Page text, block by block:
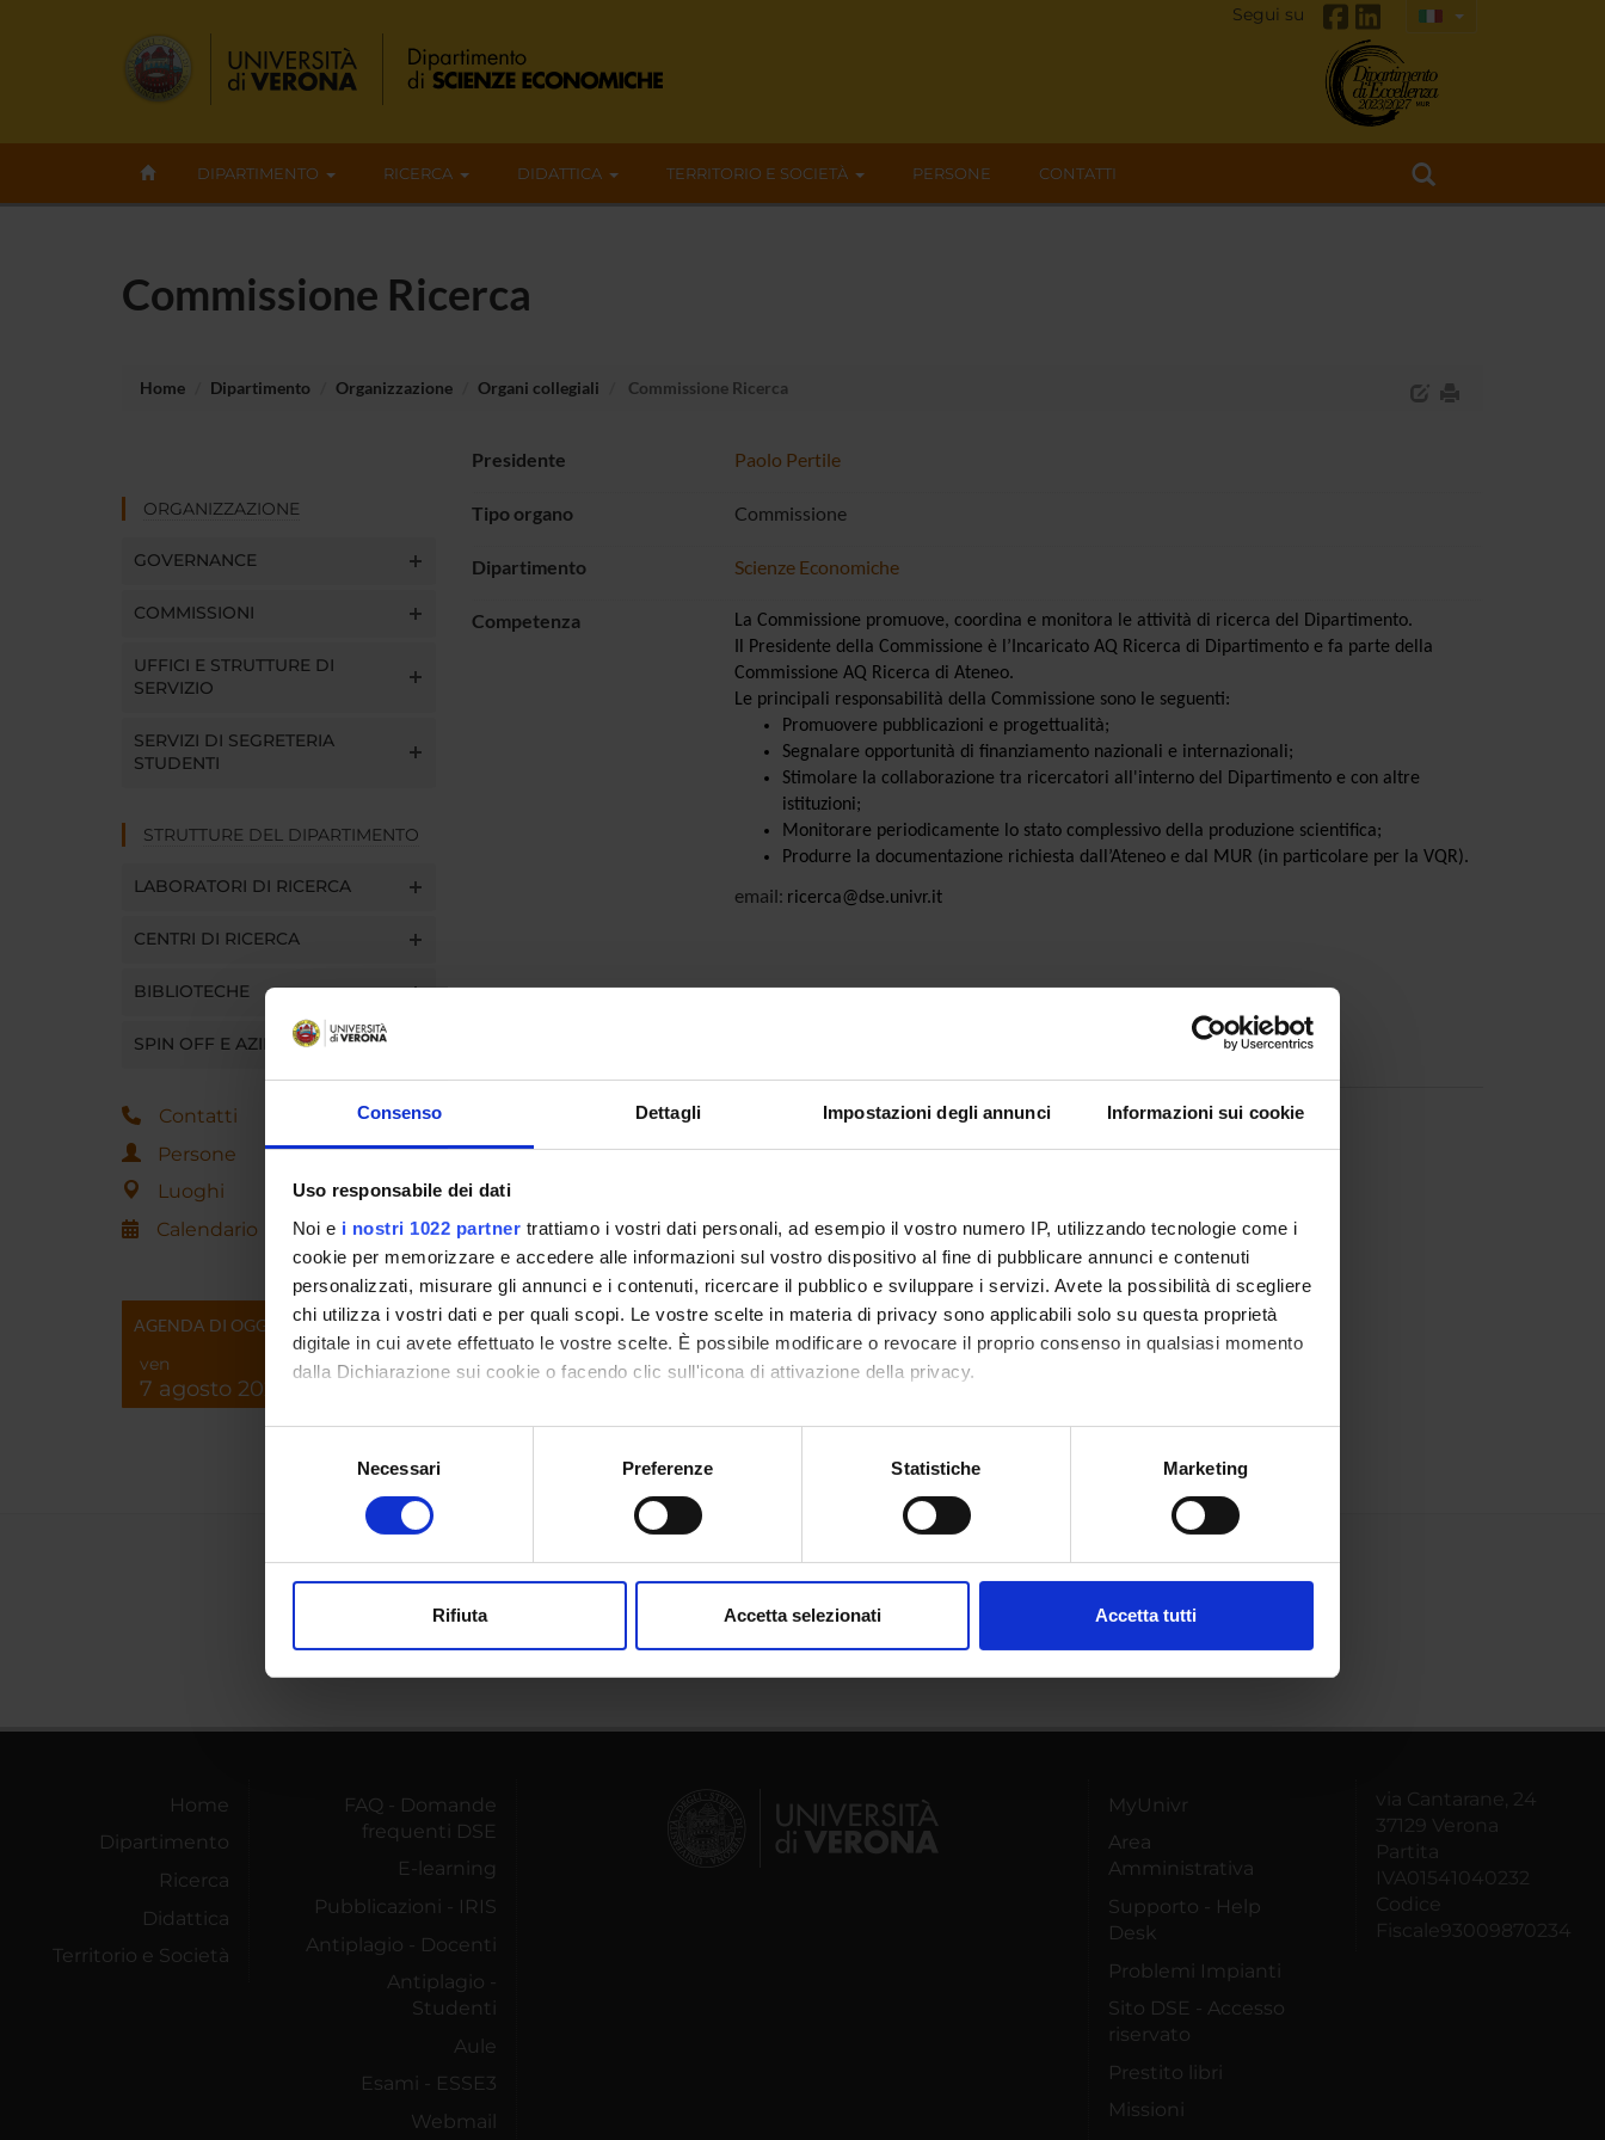
Consenso Dettagli Impostazioni degli annunci Informazioni sui cookie
Uso responsabile dei dati
Noi e i nostri 1022 partner trattiamo i vostri dati personali, ad esempio il vostro numero IP, utilizzando tecnologie come i
cookie per memorizzare e accedere alle informazioni sul vostro dispositivo al fine di pubblicare annunci e contenuti
personalizzati, misurare gli annunci e i contenuti, ricercare il pubblico e sviluppare i servizi. Avete la possibilità di scegliere
chi utilizza i vostri dati e per quali scopi. Le vostre scelte in materia di privacy sono applicabili solo su questa proprietà
digitale in cui avete effettuato le vostre scelte. È possibile modificare o revocare il proprio consenso in qualsiasi momento
dalla Dichiarazione sui cookie o facendo clic sull'icona di attivazione della privacy.
Con il tuo consenso, vorremmo anche:
raccogliere informazioni sulla tua posizione geografica, con un'approssimazione di qualche metro,
digitali).
modificare o ritirare il tuo consenso in qualsiasi momento dalla Dichiarazione sui cookie.
Necessari Preferenze Statistiche Marketing
Rifiuta Accetta selezionati Accetta tutti
Segui su
DIPARTIMENTO RICERCA DIDATTICA TERRITORIO E SOCIETÀ PERSONE CONTATTI
Commissione Ricerca
Home Dipartimento Organizzazione Organi collegiali Commissione Ricerca
ORGANIZZAZIONE
GOVERNANCE
COMMISSIONI
UFFICI E STRUTTURE DI
SERVIZIO
SERVIZI DI SEGRETERIA
STUDENTI
STRUTTURE DEL DIPARTIMENTO
LABORATORI DI RICERCA
CENTRI DI RICERCA
BIBLIOTECHE
SPIN OFF E AZIENDE
Contatti
Persone
Luoghi
Calendario
AGENDA DI OGGI
ven
7 agosto 2026
Presidente Paolo Pertile
Tipo organo Commissione
Dipartimento Scienze Economiche
Competenza
La Commissione promuove, coordina e monitora le attività di ricerca del Dipartimento.
Il Presidente della Commissione è l’Incaricato AQ Ricerca di Dipartimento e fa parte della
Commissione AQ Ricerca di Ateneo.
Le principali responsabilità della Commissione sono le seguenti:
Promuovere pubblicazioni e progettualità;
Segnalare opportunità di finanziamento nazionali e internazionali;
Stimolare la collaborazione tra ricercatori all'interno del Dipartimento e con altre
istituzioni;
Monitorare periodicamente lo stato complessivo della produzione scientifica;
Produrre la documentazione richiesta dall’Ateneo e dal MUR (in particolare per la VQR).
email: ricerca@dse.univr.it
Home
Dipartimento
Ricerca
Didattica
Territorio e Società
FAQ - Domande
frequenti DSE
E-learning
Pubblicazioni - IRIS
Antiplagio - Docenti
Antiplagio -
Studenti
Aule
Esami - ESSE3
Webmail
MyUnivr
Area
Amministrativa
Supporto - Help
Desk
Problemi Impianti
Sito DSE - Accesso
riservato
Prestito libri
Missioni
via Cantarane, 24
37129 Verona
Partita
IVA01541040232
Codice
Fiscale93009870234